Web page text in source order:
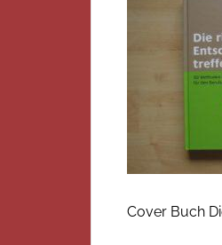
Cover Buch